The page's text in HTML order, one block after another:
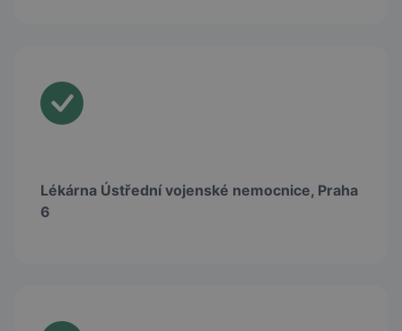
Lékárna Ústřední vojenské nemocnice, Praha
6